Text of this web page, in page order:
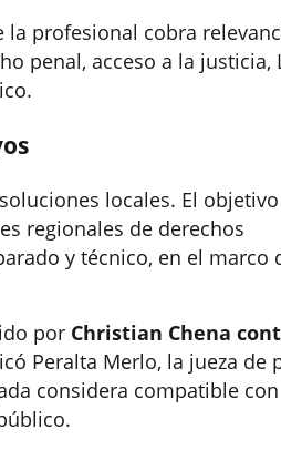
la profesional cobra
penal, acceso a la justicia,
locales. El objetivo
regionales de derechos
y técnico, en el marco
por Christian Chena
Peralta Merlo, la jueza de
considera compatible